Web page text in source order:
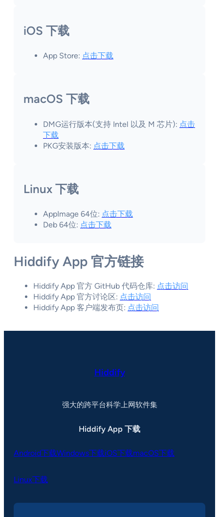
iOS 下载
App Store: 点击下载
macOS 下载
DMG运行版本(支持 Intel 以及 M 芯片): 点击
下载
PKG安装版本: 点击下载
Linux 下载
AppImage 64位: 点击下载
Deb 64位: 点击下载
Hiddify App 官方链接
Hiddify App 官方 GitHub 代码仓库: 点击访问
Hiddify App 官方讨论区: 点击访问
Hiddify App 客户端发布页: 点击访问
Hiddify
强大的跨平台科学上网软件集
Hiddify App 下载
Android下载Windows下载iOS下载macOS下载
Linux下载